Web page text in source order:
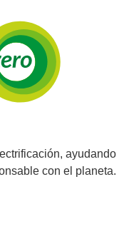
ayudando
con el planeta.